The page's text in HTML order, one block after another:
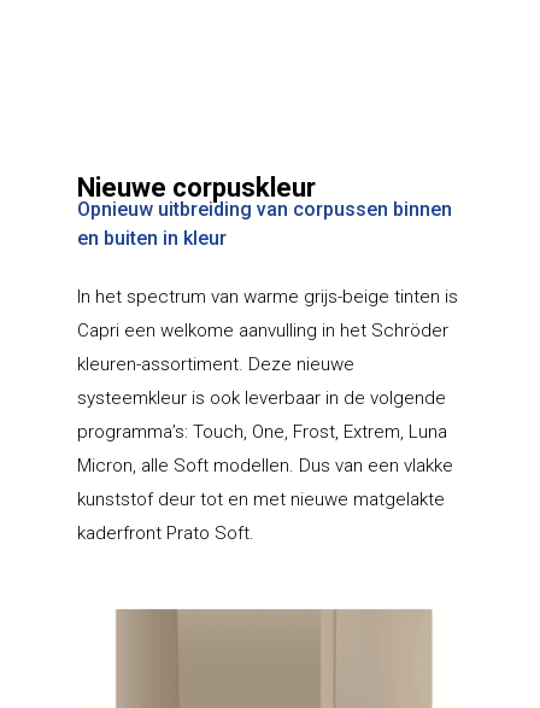
Nieuwe corpuskleur
Opnieuw uitbreiding van corpussen binnen
en buiten in kleur
In het spectrum van warme grijs-beige tinten is
Capri een welkome aanvulling in het Schröder
kleuren-assortiment. Deze nieuwe
systeemkleur is ook leverbaar in de volgende
programma’s: Touch, One, Frost, Extrem, Luna
Micron, alle Soft modellen. Dus van een vlakke
kunststof deur tot en met nieuwe matgelakte
kaderfront Prato Soft.